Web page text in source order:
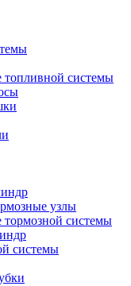
системы
узлы
системы
системы